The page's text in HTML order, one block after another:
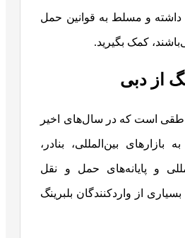
داشته و مسلط به قوانین حمل
کمک بگیرید.
از دبی
است که در سال‌های اخیر
بین‌المللی، بنادر،
و پایانه‌های حمل و نقل
از واردکنندگان بلبرینگ